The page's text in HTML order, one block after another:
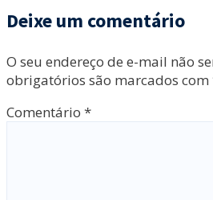
Deixe um comentário
O seu endereço de e-mail não
obrigatórios são marcados com
Comentário *